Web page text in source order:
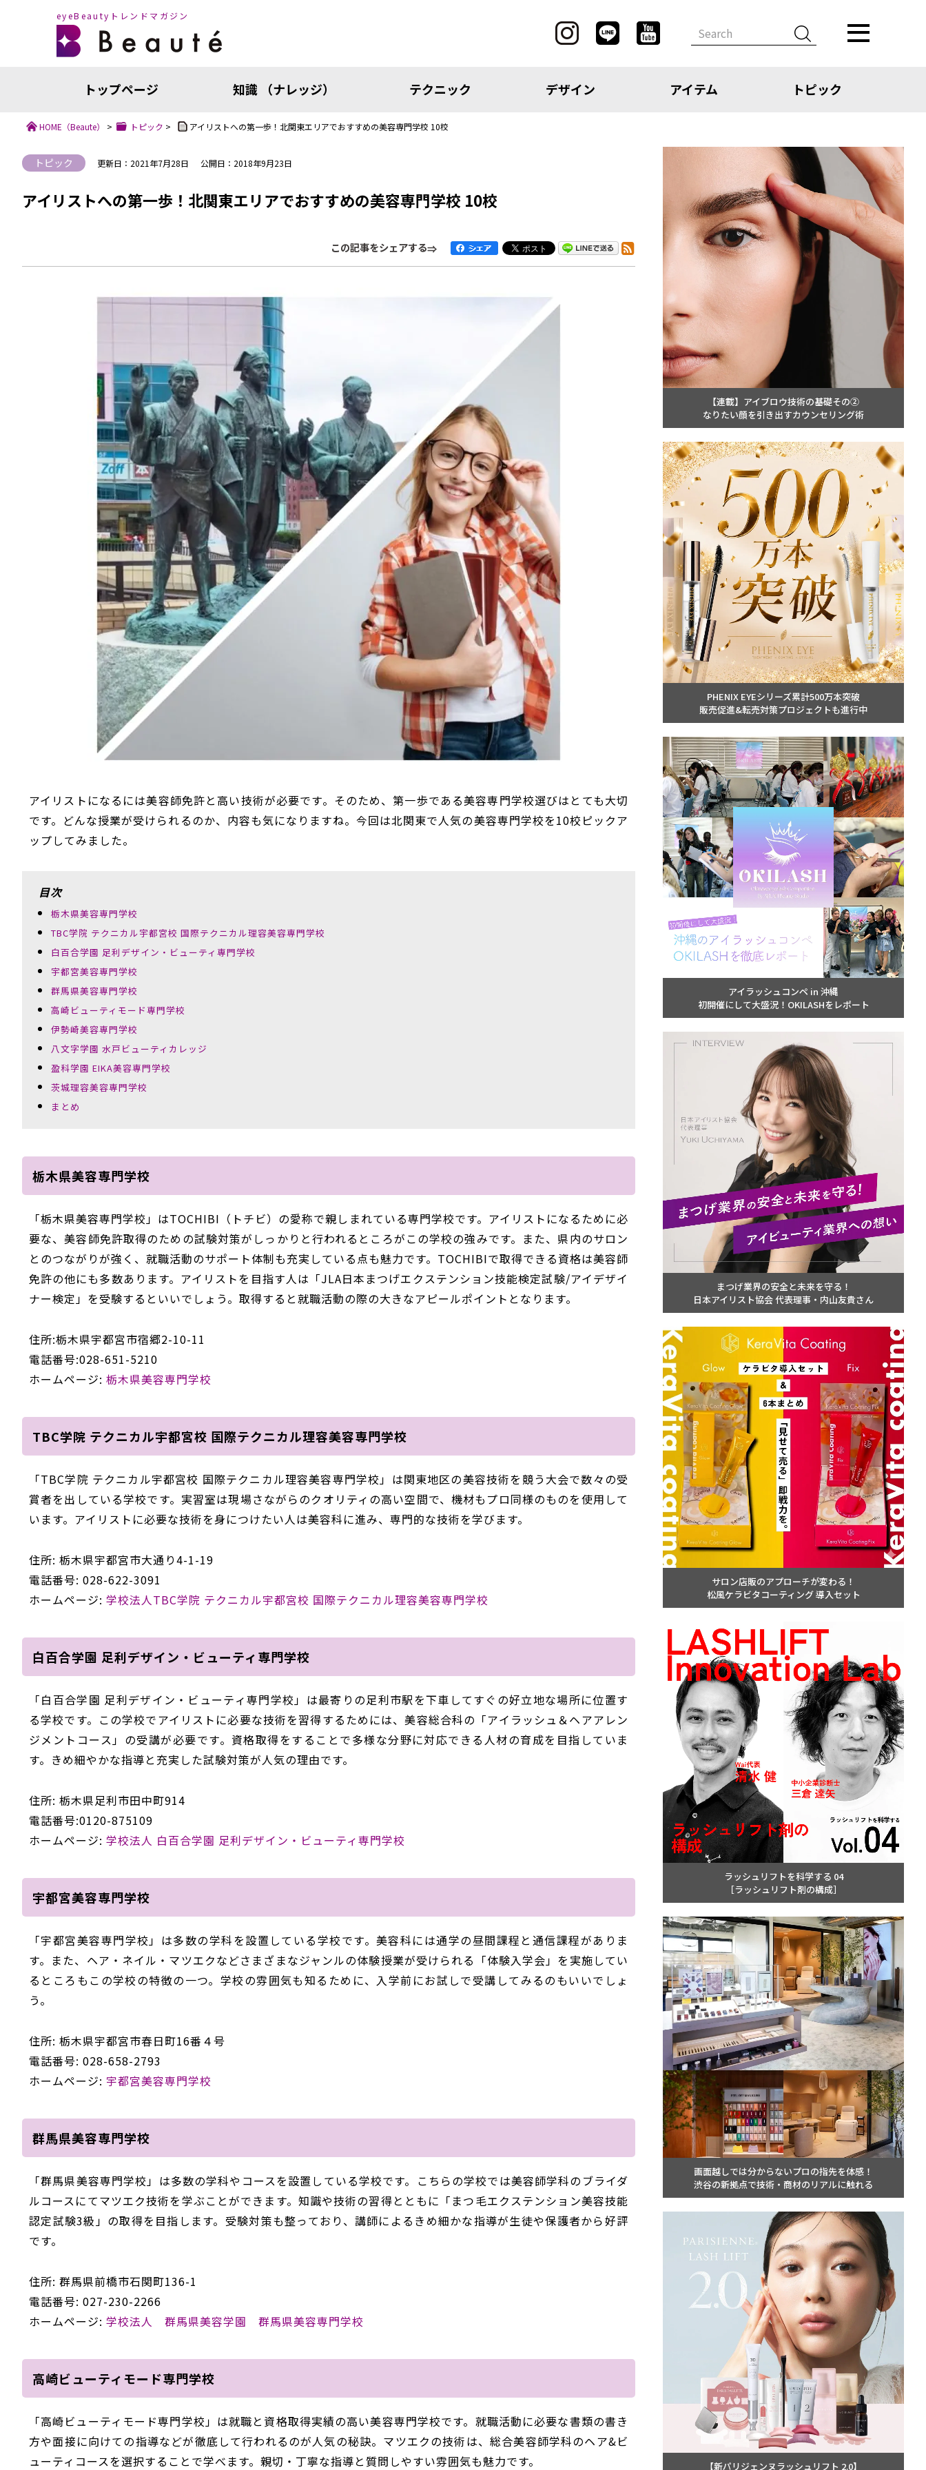
デザイン
プライバシーポリシー
Official Social account
eyeBeautyトレンドマガジン
トップページ 知識 （ナレッジ） テクニック デザイン アイテム トピック
HOME （Beaute） > トピック > アイリストへの第一歩！北関東エリアでおすすめの美容専門学校 10校
トピック 更新日：2021年7月28日 公開日：2018年9月23日
アイリストへの第一歩！北関東エリアでおすすめの美容専門学校 10校
この記事をシェアする
アイリストになるには美容師免許と高い技術が必要です。そのため、第一歩である美容専門学校選びはとても大切
です。どんな授業が受けられるのか、内容も気になりますね。今回は北関東で人気の美容専門学校を10校ピックア
ップしてみました。
目次
栃木県美容専門学校
TBC学院 テクニカル宇都宮校 国際テクニカル理容美容専門学校
白百合学園 足利デザイン・ビューティ専門学校
宇都宮美容専門学校
群馬県美容専門学校
高崎ビューティモード専門学校
伊勢崎美容専門学校
八文字学園 水戸ビューティカレッジ
盈科学園 EIKA美容専門学校
茨城理容美容専門学校
まとめ
栃木県美容専門学校
「栃木県美容専門学校」はTOCHIBI（トチビ）の愛称で親しまれている専門学校です。アイリストになるために必
要な、美容師免許取得のための試験対策がしっかりと行われるところがこの学校の強みです。また、県内のサロン
とのつながりが強く、就職活動のサポート体制も充実している点も魅力です。TOCHIBIで取得できる資格は美容師
免許の他にも多数あります。アイリストを目指す人は「JLA日本まつげエクステンション技能検定試験/アイデザイ
ナー検定」を受験するといいでしょう。取得すると就職活動の際の大きなアピールポイントとなります。
住所:栃木県宇都宮市宿郷2-10-11
電話番号:028-651-5210
ホームページ: 栃木県美容専門学校
TBC学院 テクニカル宇都宮校 国際テクニカル理容美容専門学校
「TBC学院 テクニカル宇都宮校 国際テクニカル理容美容専門学校」は関東地区の美容技術を競う大会で数々の受
賞者を出している学校です。実習室は現場さながらのクオリティの高い空間で、機材もプロ同様のものを使用して
います。アイリストに必要な技術を身につけたい人は美容科に進み、専門的な技術を学びます。
住所: 栃木県宇都宮市大通り4-1-19
電話番号: 028-622-3091
ホームページ: 学校法人TBC学院 テクニカル宇都宮校 国際テクニカル理容美容専門学校
白百合学園 足利デザイン・ビューティ専門学校
「白百合学園 足利デザイン・ビューティ専門学校」は最寄りの足利市駅を下車してすぐの好立地な場所に位置す
る学校です。この学校でアイリストに必要な技術を習得するためには、美容総合科の「アイラッシュ＆ヘアアレン
ジメントコース」の受講が必要です。資格取得をすることで多様な分野に対応できる人材の育成を目指していま
す。きめ細やかな指導と充実した試験対策が人気の理由です。
住所: 栃木県足利市田中町914
電話番号:0120-875109
ホームページ: 学校法人 白百合学園 足利デザイン・ビューティ専門学校
宇都宮美容専門学校
「宇都宮美容専門学校」は多数の学科を設置している学校です。美容科には通学の昼間課程と通信課程がありま
す。また、ヘア・ネイル・マツエクなどさまざまなジャンルの体験授業が受けられる「体験入学会」を実施してい
るところもこの学校の特徴の一つ。学校の雰囲気も知るために、入学前にお試しで受講してみるのもいいでしょ
う。
住所: 栃木県宇都宮市春日町16番４号
電話番号: 028-658-2793
ホームページ: 宇都宮美容専門学校
群馬県美容専門学校
「群馬県美容専門学校」は多数の学科やコースを設置している学校です。こちらの学校では美容師学科のブライダ
ルコースにてマツエク技術を学ぶことができます。知識や技術の習得とともに「まつ毛エクステンション美容技能
認定試験3級」の取得を目指します。受験対策も整っており、講師によるきめ細かな指導が生徒や保護者から好評
です。
住所: 群馬県前橋市石関町136-1
電話番号: 027-230-2266
ホームページ: 学校法人 群馬県美容学園 群馬県美容専門学校
高崎ビューティモード専門学校
「高崎ビューティモード専門学校」は就職と資格取得実績の高い美容専門学校です。就職活動に必要な書類の書き
方や面接に向けての指導などが徹底して行われるのが人気の秘訣。マツエクの技術は、総合美容師学科のヘア&ビ
ューティコースを選択することで学べます。親切・丁寧な指導と質問しやすい雰囲気も魅力です。
【連載】アイブロウ技術の基礎その②
なりたい顔を引き出すカウンセリング術
PHENIX EYEシリーズ累計500万本突破
販売促進&転売対策プロジェクトも進行中
アイラッシュコンペ in 沖縄
初開催にして大盛況！OKILASHをレポート
まつげ業界の安全と未来を守る！
日本アイリスト協会 代表理事・内山友貴さん
サロン店販のアプローチが変わる！
松風ケラビタコーティング 導入セット
ラッシュリフトを科学する 04
［ラッシュリフト剤の構成］
画面越しでは分からないプロの指先を体感！
渋谷の新拠点で技術・商材のリアルに触れる
【新パリジェンヌラッシュリフト 2.0】